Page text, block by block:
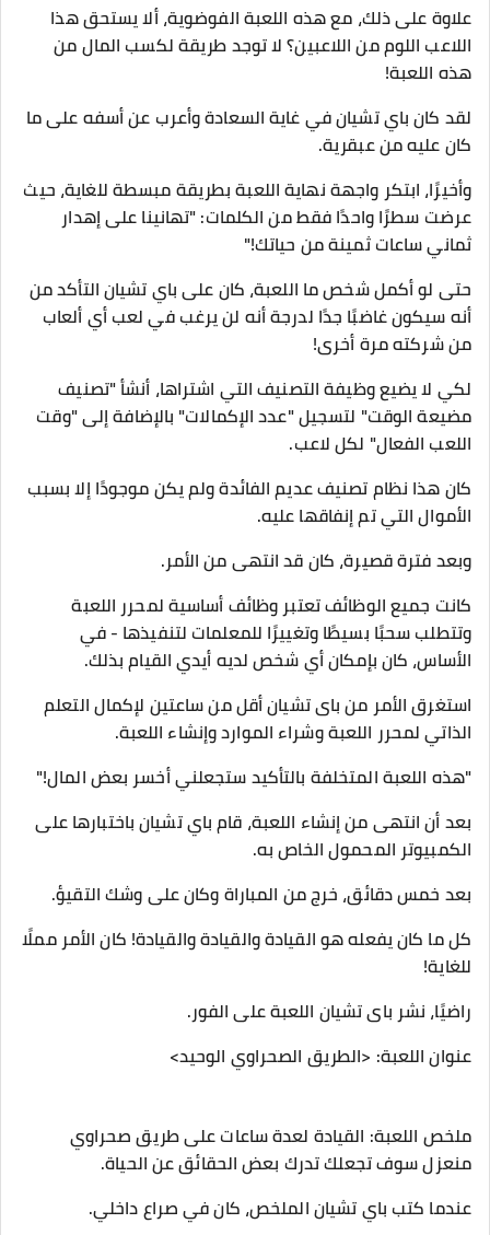
علاوة على ذلك، مع هذه اللعبة الفوضوية، ألا يستحق هذا
اللاعب اللوم من اللاعبين؟ لا توجد طريقة لكسب المال من
هذه اللعبة!
لقد كان باي تشيان في غاية السعادة وأعرب عن أسفه على ما
كان عليه من عبقرية.
وأخيرًا، ابتكر واجهة نهاية اللعبة بطريقة مبسطة للغاية، حيث
عرضت سطرًا واحدًا فقط من الكلمات: "تهانينا على إهدار
ثماني ساعات ثمينة من حياتك!"
حتى لو أكمل شخص ما اللعبة، كان على باي تشيان التأكد من
أنه سيكون غاضبًا جدًا لدرجة أنه لن يرغب في لعب أي ألعاب
من شركته مرة أخرى!
لكي لا يضيع وظيفة التصنيف التي اشتراها، أنشأ "تصنيف
مضيعة الوقت" لتسجيل "عدد الإكمالات" بالإضافة إلى "وقت
اللعب الفعال" لكل لاعب.
كان هذا نظام تصنيف عديم الفائدة ولم يكن موجودًا إلا بسبب
الأموال التي تم إنفاقها عليه.
وبعد فترة قصيرة، كان قد انتهى من الأمر.
كانت جميع الوظائف تعتبر وظائف أساسية لمحرر اللعبة
وتتطلب سحبًا بسيطًا وتغييرًا للمعلمات لتنفيذها - في
الأساس، كان بإمكان أي شخص لديه أيدي القيام بذلك.
استغرق الأمر من بای تشیان أقل من ساعتين لإكمال التعلم
الذاتي لمحرر اللعبة وشراء الموارد وإنشاء اللعبة.
"هذه اللعبة المتخلفة بالتأكيد ستجعلني أخسر بعض المال!"
بعد أن انتهى من إنشاء اللعبة، قام باي تشيان باختبارها على
الكمبيوتر المحمول الخاص به.
بعد خمس دقائق، خرج من المباراة وكان على وشك التقيؤ.
كل ما كان يفعله هو القيادة والقيادة والقيادة! كان الأمر مملًا
للغاية!
راضيًا، نشر بای تشیان اللعبة على الفور.
عنوان اللعبة: <الطريق الصحراوي الوحيد>
ملخص اللعبة: القيادة لعدة ساعات على طريق صحراوي
منعزل سوف تجعلك تدرك بعض الحقائق عن الحياة.
عندما كتب باي تشيان الملخص، كان في صراع داخلي.